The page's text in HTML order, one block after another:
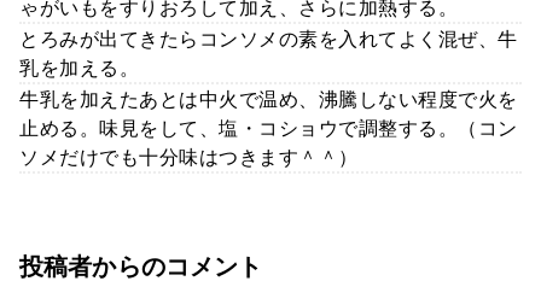
ゃがいもをすりおろして加え、さらに加熱する。
とろみが出てきたらコンソメの素を入れてよく混ぜ、牛
乳を加える。
牛乳を加えたあとは中火で温め、沸騰しない程度で火を
止める。味見をして、塩・コショウで調整する。（コン
ソメだけでも十分味はつきます＾＾）
投稿者からのコメント